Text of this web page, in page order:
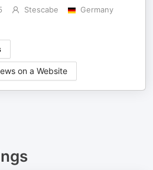
Stescabe
Germany
on a Website